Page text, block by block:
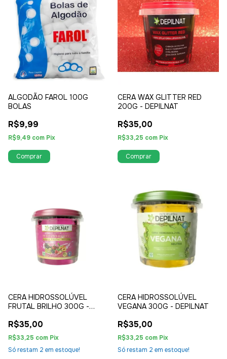
ALGODÃO FAROL 100G
BOLAS
R$9,99
R$9,49 com Pix
CERA WAX GLITTER RED
200G - DEPILNAT
R$35,00
R$33,25 com Pix
CERA HIDROSSOLÚVEL
FRUTAL BRILHO 300G -
R$35,00
R$33,25 com Pix
Só restam 2 em estoque!
CERA HIDROSSOLÚVEL
VEGANA 300G - DEPILNAT
R$35,00
R$33,25 com Pix
Só restam 2 em estoque!